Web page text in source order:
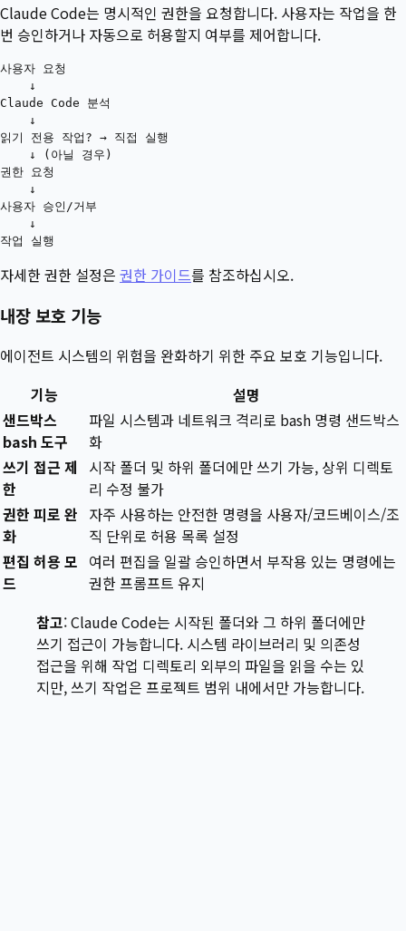
Claude Code는 명시적인 권한을 요청합니다. 사용자는 작업을 한
번 승인하거나 자동으로 허용할지 여부를 제어합니다.
사용자 요청
    ↓
Claude Code 분석
    ↓
읽기 전용 작업? → 직접 실행
    ↓ (아닐 경우)
권한 요청
    ↓
사용자 승인/거부
    ↓
자세한 권한 설정은 권한 가이드를 참조하십시오.
내장 보호 기능
에이전트 시스템의 위험을 완화하기 위한 주요 보호 기능입니다.
기능
설명
샌드박스
bash 도구
파일 시스템과 네트워크 격리로 bash 명령 샌드박스
화
쓰기 접근 제
한
시작 폴더 및 하위 폴더에만 쓰기 가능, 상위 디렉토
리 수정 불가
권한 피로 완
화
자주 사용하는 안전한 명령을 사용자/코드베이스/조
직 단위로 허용 목록 설정
편집 허용 모
드
여러 편집을 일괄 승인하면서 부작용 있는 명령에는
권한 프롬프트 유지
참고: Claude Code는 시작된 폴더와 그 하위 폴더에만
쓰기 접근이 가능합니다. 시스템 라이브러리 및 의존성
접근을 위해 작업 디렉토리 외부의 파일을 읽을 수는 있
지만, 쓰기 작업은 프로젝트 범위 내에서만 가능합니다.